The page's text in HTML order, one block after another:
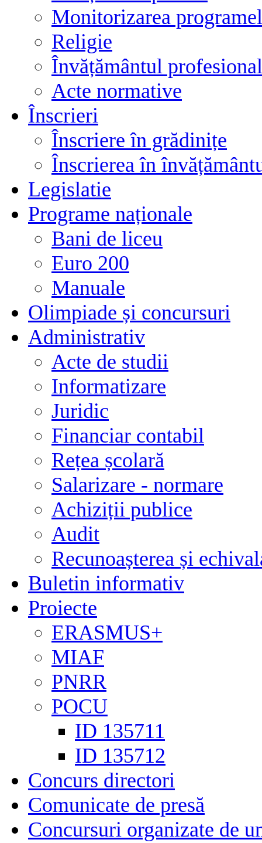
Monitorizarea
Religie
Învățământul
Acte normative
Înscrieri
Înscriere în grădinițe
Înscrierea în
Legislatie
Programe naționale
Bani de liceu
Euro 200
Manuale
Olimpiade și concursuri
Administrativ
Acte de studii
Informatizare
Juridic
Financiar contabil
Rețea școlară
Salarizare - normare
Achiziții publice
Audit
Recunoașterea și
Buletin informativ
Proiecte
ERASMUS+
MIAF
PNRR
POCU
ID 135711
ID 135712
Concurs directori
Comunicate de presă
Concursuri organizate de